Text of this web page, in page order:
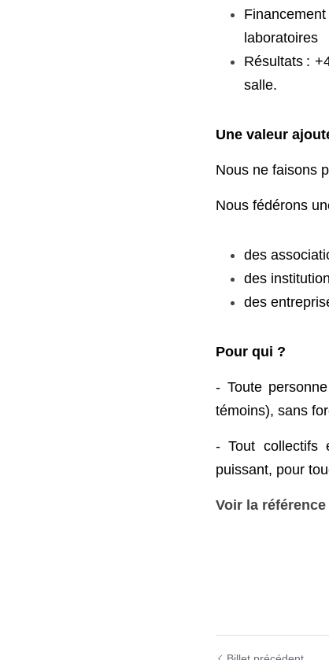
laboratoires
Résultats :
en salle.
Une valeur
Nous ne faisons
Nous fédérons
des
des
des
Pour qui ?
- Toute
témoins), sans
- Tout collectifs
puissant, pour
Voir la